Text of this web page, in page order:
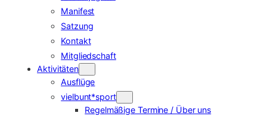
Manifest
Satzung
Kontakt
Mitgliedschaft
Aktivitäten
Ausflüge
vielbunt*sport
Regelmäßige Termine / Über uns